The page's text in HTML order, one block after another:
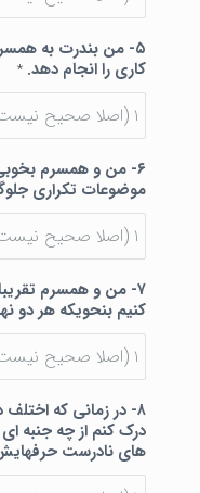
۵- من بندرت به
کاری را انجام دهد. *
۶- من و همسرم
موضوعات تکراری
۷- من و همسرم
کنیم بنحویکه هر دو
۸- در زمانی که
درک کنم از چه جنبه
های نادرست